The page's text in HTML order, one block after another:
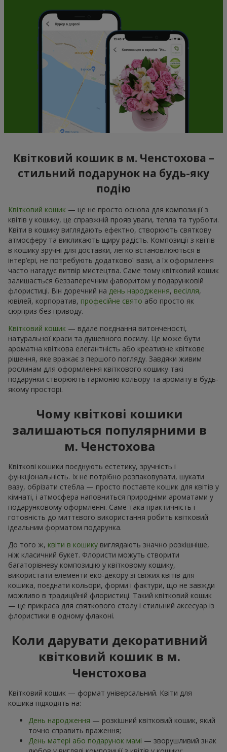
Квітковий кошик в м. Ченстохова –
стильний подарунок на будь-яку
подію
Квітковий кошик — це не просто основа для композиції з
квітів у кошику, це справжній прояв уваги, тепла та турботи.
Квіти в кошику виглядають ефектно, створюють святкову
атмосферу та викликають щиру радість. Композиції з квітів
в кошику зручні для доставки, легко встановлюються в
інтер’єрі, не потребують додаткової вази, а їх оформлення
часто нагадує витвір мистецтва. Саме тому квітковий кошик
залишається беззаперечним фаворитом у подарунковій
флористиці. Він доречний на день народження, весілля,
ювілей, корпоратив, професійне свято або просто як
сюрприз без приводу.
Квітковий кошик — вдале поєднання витонченості,
натуральної краси та душевного посилу. Це може бути
ароматна квіткова елегантність або креативне квіткове
рішення, яке вражає з першого погляду. Завдяки живим
рослинам для оформлення квіткового кошику такі
подарунки створюють гармонію кольору та аромату в будь-
якому просторі.
Чому квіткові кошики
залишаються популярними в
м. Ченстохова
Квіткові кошики поєднують естетику, зручність і
функціональність. Їх не потрібно розпаковувати, шукати
вазу, обрізати стебла — просто поставте кошик для квітів у
кімнаті, і атмосфера наповниться природніми ароматами у
подарунковому оформленні. Саме така практичність і
готовність до миттєвого використання робить квітковий
ідеальним форматом подарунка.
До того ж, квіти в кошику виглядають значно розкішніше,
ніж класичний букет. Флористи можуть створити
багаторівневу композицію у квітковому кошику,
використати елементи еко-декору зі свіжих квітів для
кошика, поєднати кольори, форми і фактури, що не завжди
можливо в традиційній флористиці. Такий квітковий кошик
— це прикраса для святкового столу і стильний аксесуар із
флористики в одному флаконі.
Коли дарувати декоративний
квітковий кошик в м.
Ченстохова
Квітковий кошик — формат універсальний. Квіти для
кошика підходять на:
День народження — розкішний квітковий кошик, який
точно справить враження;
День матері або подарунок мамі — зворушливий знак